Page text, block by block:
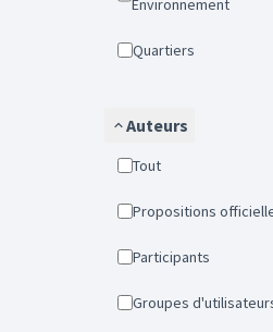
Environnement
Quartiers
Auteurs
Tout
Propositions
Participants
Groupes